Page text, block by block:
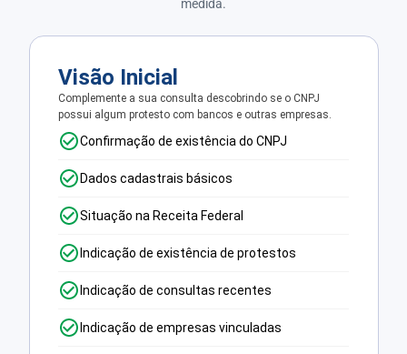
medida.
Visão Inicial
Complemente a sua consulta descobrindo se o CNPJ
possui algum protesto com bancos e outras empresas.
Confirmação de existência do CNPJ
Dados cadastrais básicos
Situação na Receita Federal
Indicação de existência de protestos
Indicação de consultas recentes
Indicação de empresas vinculadas